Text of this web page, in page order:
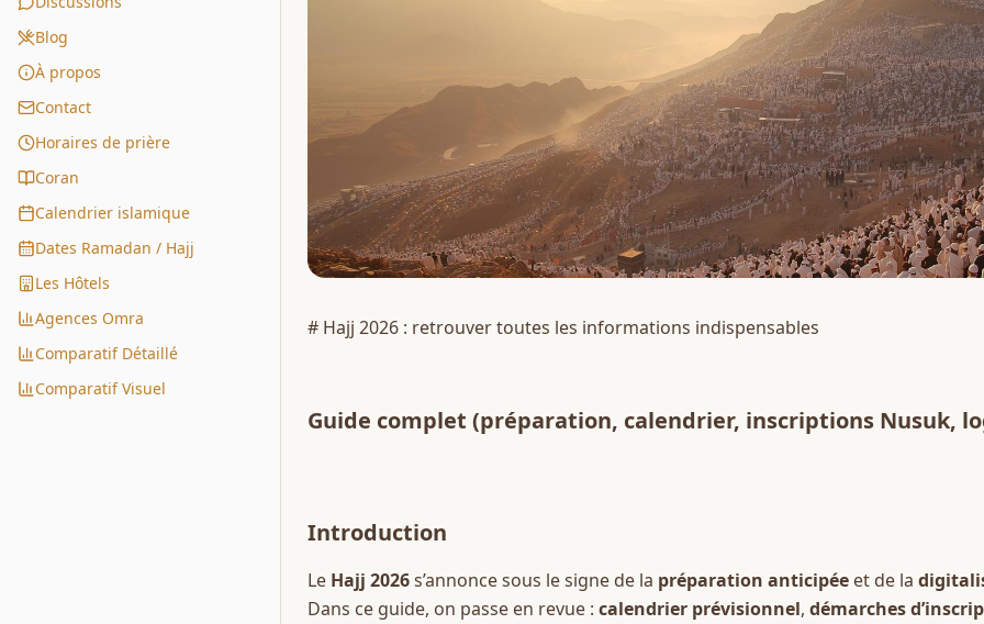
Blog
À propos
Contact
Horaires de prière
Coran
Calendrier islamique
Dates Ramadan / Hajj
Les Hôtels
Agences Omra
Comparatif Détaillé
Comparatif Visuel
# Hajj 2026 : retrouver toutes les informations indispensables
Guide complet (préparation, calendrier, inscriptions Nusuk,
Introduction
Le Hajj 2026 s’annonce sous le signe de la préparation anticipée et de la
Dans ce guide, on passe en revue : calendrier prévisionnel, démarches